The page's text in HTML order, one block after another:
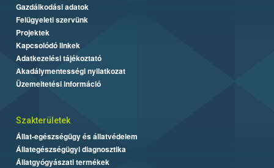
Gazdálkodási adatok
Felügyeleti szervünk
Projektek
Kapcsolódó linkek
Adatkezelési tájékoztató
Akadálymentességi nyilatkozat
Üzemeltetési információ
Szakterületek
Állat-egészségügy és állatvédelem
Állategészségügyi diagnosztika
Állatgyógyászati termékek